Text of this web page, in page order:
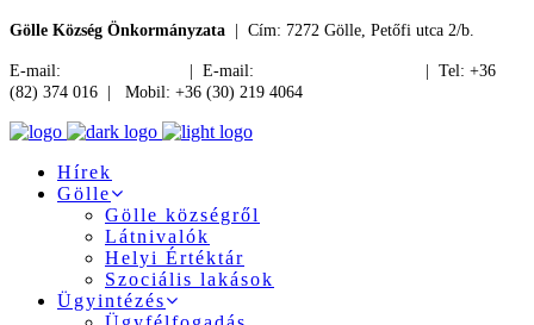
Gölle Község Önkormányzata | Cím: 7272 Gölle, Petőfi utca 2/b.
E-mail: | E-mail:
| Tel: +36
(82) 374 016 | Mobil: +36 (30) 219 4064
Hírek
Gölle
Gölle községről
Látnivalók
Helyi Értéktár
Szociális lakások
Ügyintézés